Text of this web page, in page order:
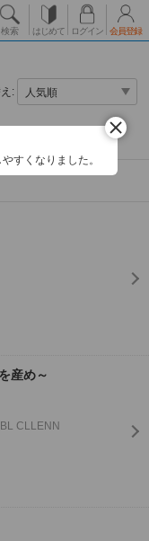
検索 はじめて ログイン 会員登録
:
すくなりました。
産め～
CLLENN